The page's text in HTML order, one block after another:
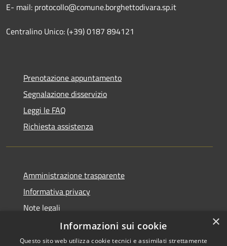
E- mail: protocollo@comune.borghettodivara.sp.it
Centralino Unico: (+39) 0187 894121
Prenotazione appuntamento
Segnalazione disservizio
Leggi le FAQ
Richiesta assistenza
Amministrazione trasparente
Informativa privacy
Note legali
Dichiarazione di accessibilità
×
Informazioni sui cookie
Questo sito web utilizza cookie tecnici e assimilati strettamente